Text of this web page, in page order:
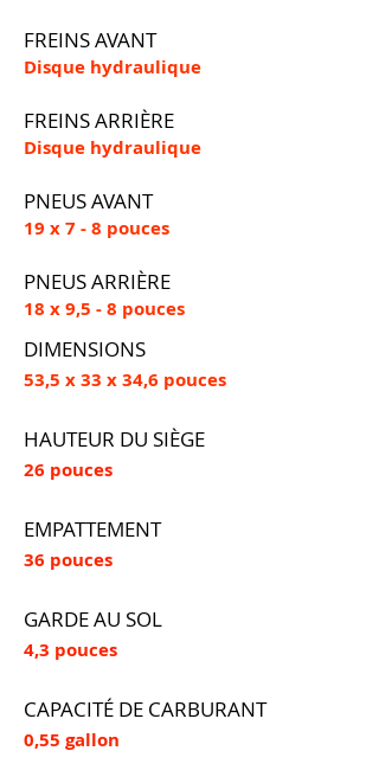
FREINS AVANT
Disque hydraulique
FREINS ARRIÈRE
Disque hydraulique
PNEUS AVANT
19 x 7 - 8 pouces
PNEUS ARRIÈRE
18 x 9,5 - 8 pouces
DIMENSIONS
53,5 x 33 x 34,6 pouces
HAUTEUR DU SIÈGE
26 pouces
EMPATTEMENT
36 pouces
GARDE AU SOL
4,3 pouces
CAPACITÉ DE CARBURANT
0,55 gallon